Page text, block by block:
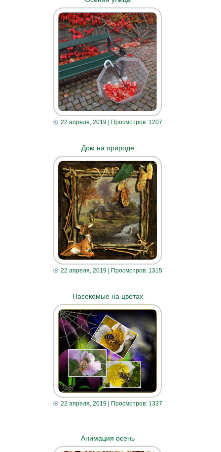
22 апреля, 2019| Просмотров: 1207
Дом на природе
22 апреля, 2019| Просмотров: 1315
Насекомые на цветах
22 апреля, 2019| Просмотров: 1337
Анимация осень